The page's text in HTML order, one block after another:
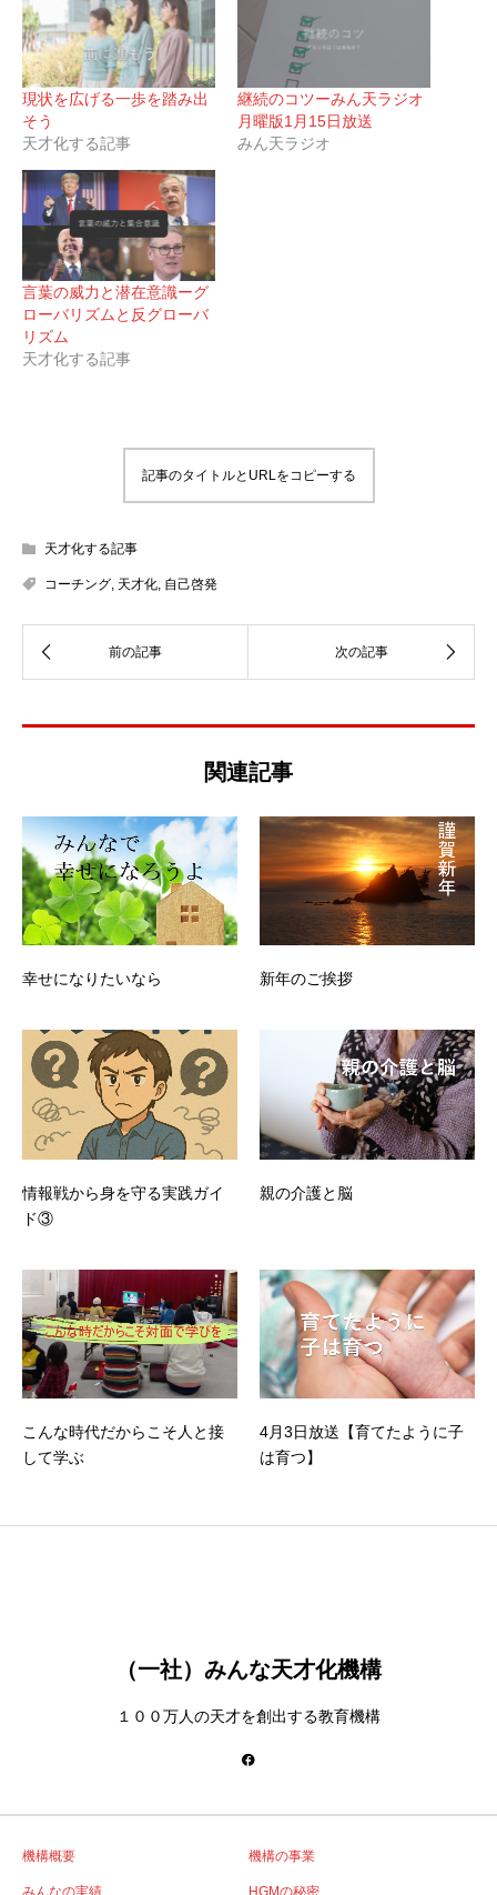
現状を広げる一歩を踏み出
そう
天才化する記事
継続のコツーみん天ラジオ
月曜版1月15日放送
みん天ラジオ
言葉の威力と潜在意識ーグ
ローバリズムと反グローバ
リズム
天才化する記事
記事のタイトルとURLをコピーする
天才化する記事
コーチング 天才化 自己啓発
関連記事
幸せになりたいなら 新年のご挨拶
情報戦から身を守る実践ガイ
ド③
親の介護と脳
こんな時代だからこそ人と接
して学ぶ
4月3日放送【育てたように子
は育つ】
（一社）みんな天才化機構
１００万人の天才を創出する教育機構
機構概要 機構の事業
みんなの実績 HGMの秘密